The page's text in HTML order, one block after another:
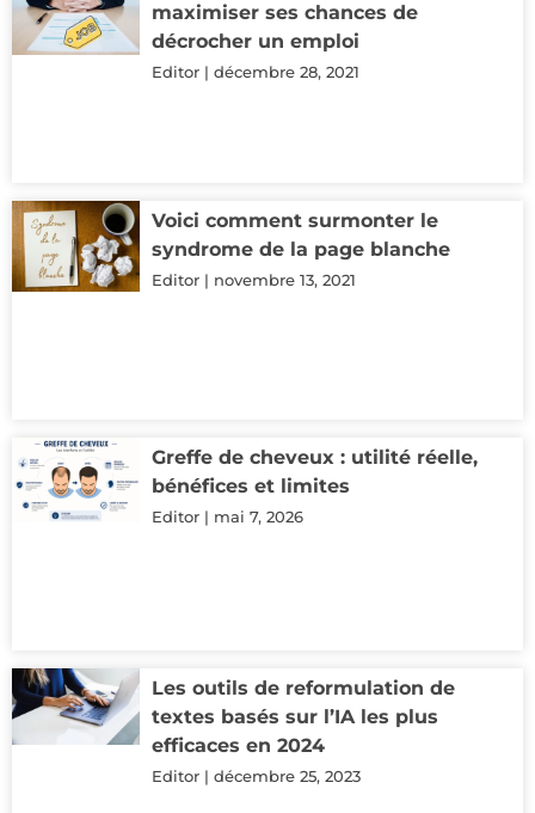
maximiser ses chances de
décrocher un emploi
Editor décembre 28, 2021
Voici comment surmonter le
syndrome de la page blanche
Editor novembre 13, 2021
Greffe de cheveux : utilité réelle,
bénéfices et limites
Editor mai 7, 2026
Les outils de reformulation de
textes basés sur l’IA les plus
efficaces en 2024
Editor décembre 25, 2023